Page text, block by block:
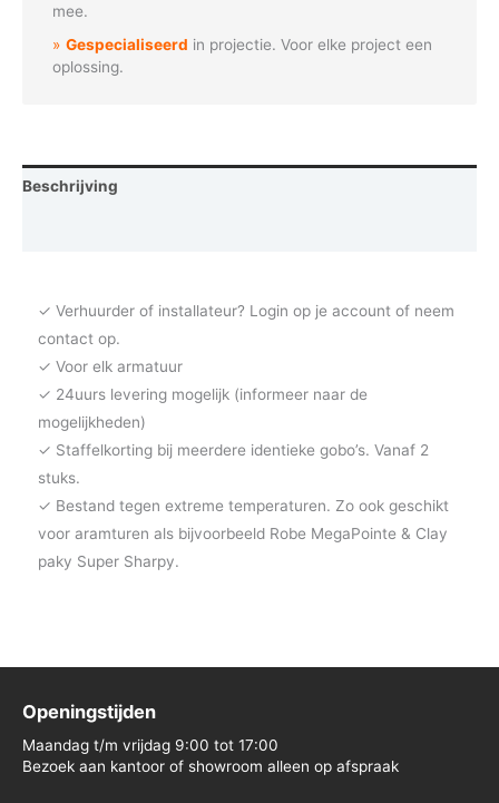
mee.
Gespecialiseerd in projectie. Voor elke project een
oplossing.
Beschrijving
✓ Verhuurder of installateur? Login op je account of neem
contact op.
✓ Voor elk armatuur
✓ 24uurs levering mogelijk (informeer naar de
mogelijkheden)
✓ Staffelkorting bij meerdere identieke gobo’s. Vanaf 2
stuks.
✓ Bestand tegen extreme temperaturen. Zo ook geschikt
voor aramturen als bijvoorbeeld Robe MegaPointe & Clay
paky Super Sharpy.
Openingstijden
Maandag t/m vrijdag 9:00 tot 17:00
Bezoek aan kantoor of showroom alleen op afspraak